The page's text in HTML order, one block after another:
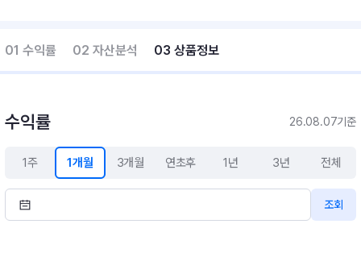
01 수익률 02 자산분석 03 상품정보
수익률 26.08.07기준
1주 1개월 3개월 연초후 1년 3년 전체
조회